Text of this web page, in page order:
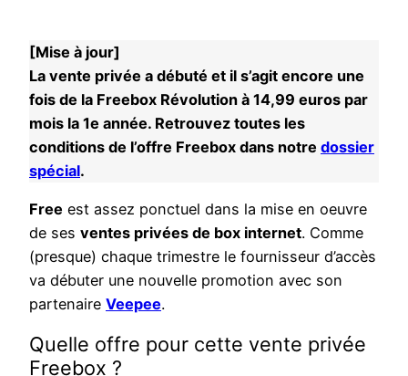
[Mise à jour]
La vente privée a débuté et il s’agit encore une
fois de la Freebox Révolution à 14,99 euros par
mois la 1e année. Retrouvez toutes les
conditions de l’offre Freebox dans notre dossier
spécial.
Free est assez ponctuel dans la mise en oeuvre
de ses ventes privées de box internet. Comme
(presque) chaque trimestre le fournisseur d’accès
va débuter une nouvelle promotion avec son
partenaire Veepee.
Quelle offre pour cette vente privée
Freebox ?